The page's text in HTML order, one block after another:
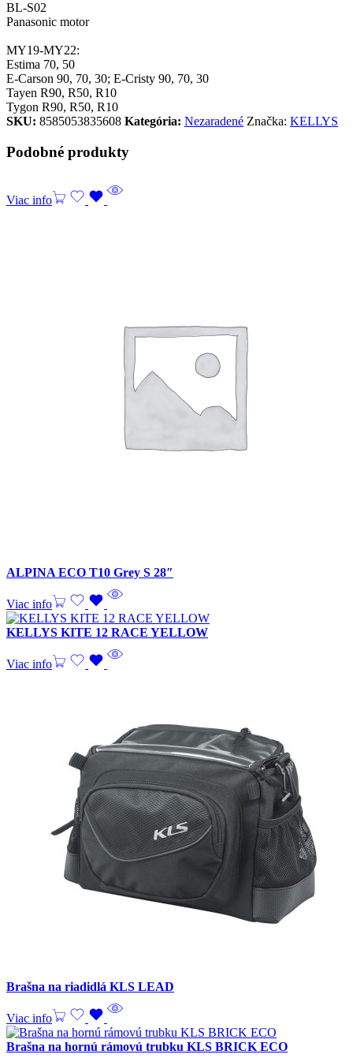
BL-S02
Panasonic motor
MY19-MY22:
Estima 70, 50
E-Carson 90, 70, 30; E-Cristy 90, 70, 30
Tayen R90, R50, R10
Tygon R90, R50, R10
SKU: 8585053835608 Kategória: Nezaradené Značka: KELLYS
Podobné produkty
Viac info
ALPINA ECO T10 Grey S 28″
Viac info
KELLYS KITE 12 RACE YELLOW
Viac info
Brašna na riadidlá KLS LEAD
Viac info
Brašna na hornú rámovú trubku KLS BRICK ECO